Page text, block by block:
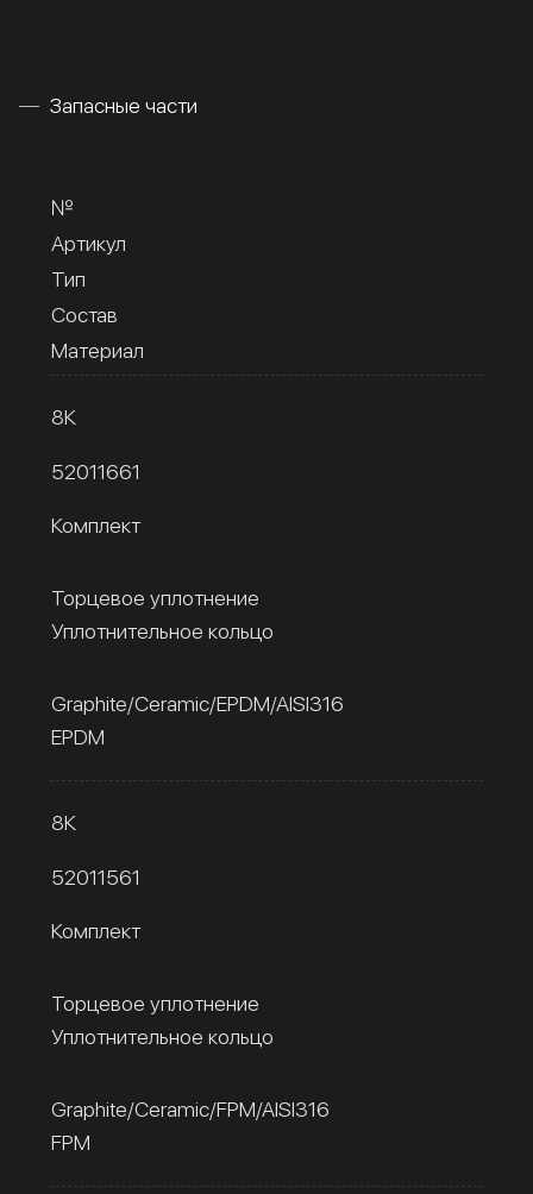
Запасные части
№
Артикул
Тип
Состав
Материал
8К
52011661
Комплект
Торцевое уплотнение
Уплотнительное кольцо
Graphite/Ceramic/EPDM/AISI316
EPDM
8К
52011561
Комплект
Торцевое уплотнение
Уплотнительное кольцо
Graphite/Ceramic/FPM/AISI316
FPM